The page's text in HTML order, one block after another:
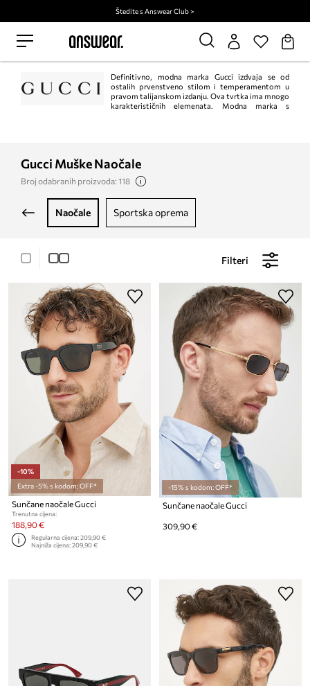
Štedite s Answear Club >
Definitivno, modna marka Gucci izdvaja se od
ostalih prvenstveno stilom i temperamentom u
pravom talijanskom izdanju. Ova tvrtka ima mnogo
karakterističnih elemenata. Modna marka s
Gucci Muške Naočale
Broj odabranih proizvoda: 118
naočale sportska oprema
Filteri
-10%
Extra -5% s kodom: OFF*
Sunčane naočale Gucci
Trenutna cijena:
188,90 €
Regularna cijena:209,90 €
Najniža cijena:209,90 €
-15% s kodom: OFF*
Sunčane naočale Gucci
309,90 €